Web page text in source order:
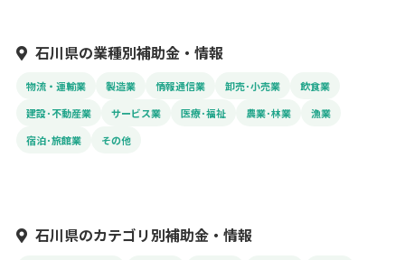
石川県の業種別補助金・情報
物流・運輸業 製造業 情報通信業 卸売･小売業
飲食業
建設･不動産業
サービス業 医療･福祉 農業･林業
漁業
宿泊･旅館業
その他
石川県のカテゴリ別補助金・情報